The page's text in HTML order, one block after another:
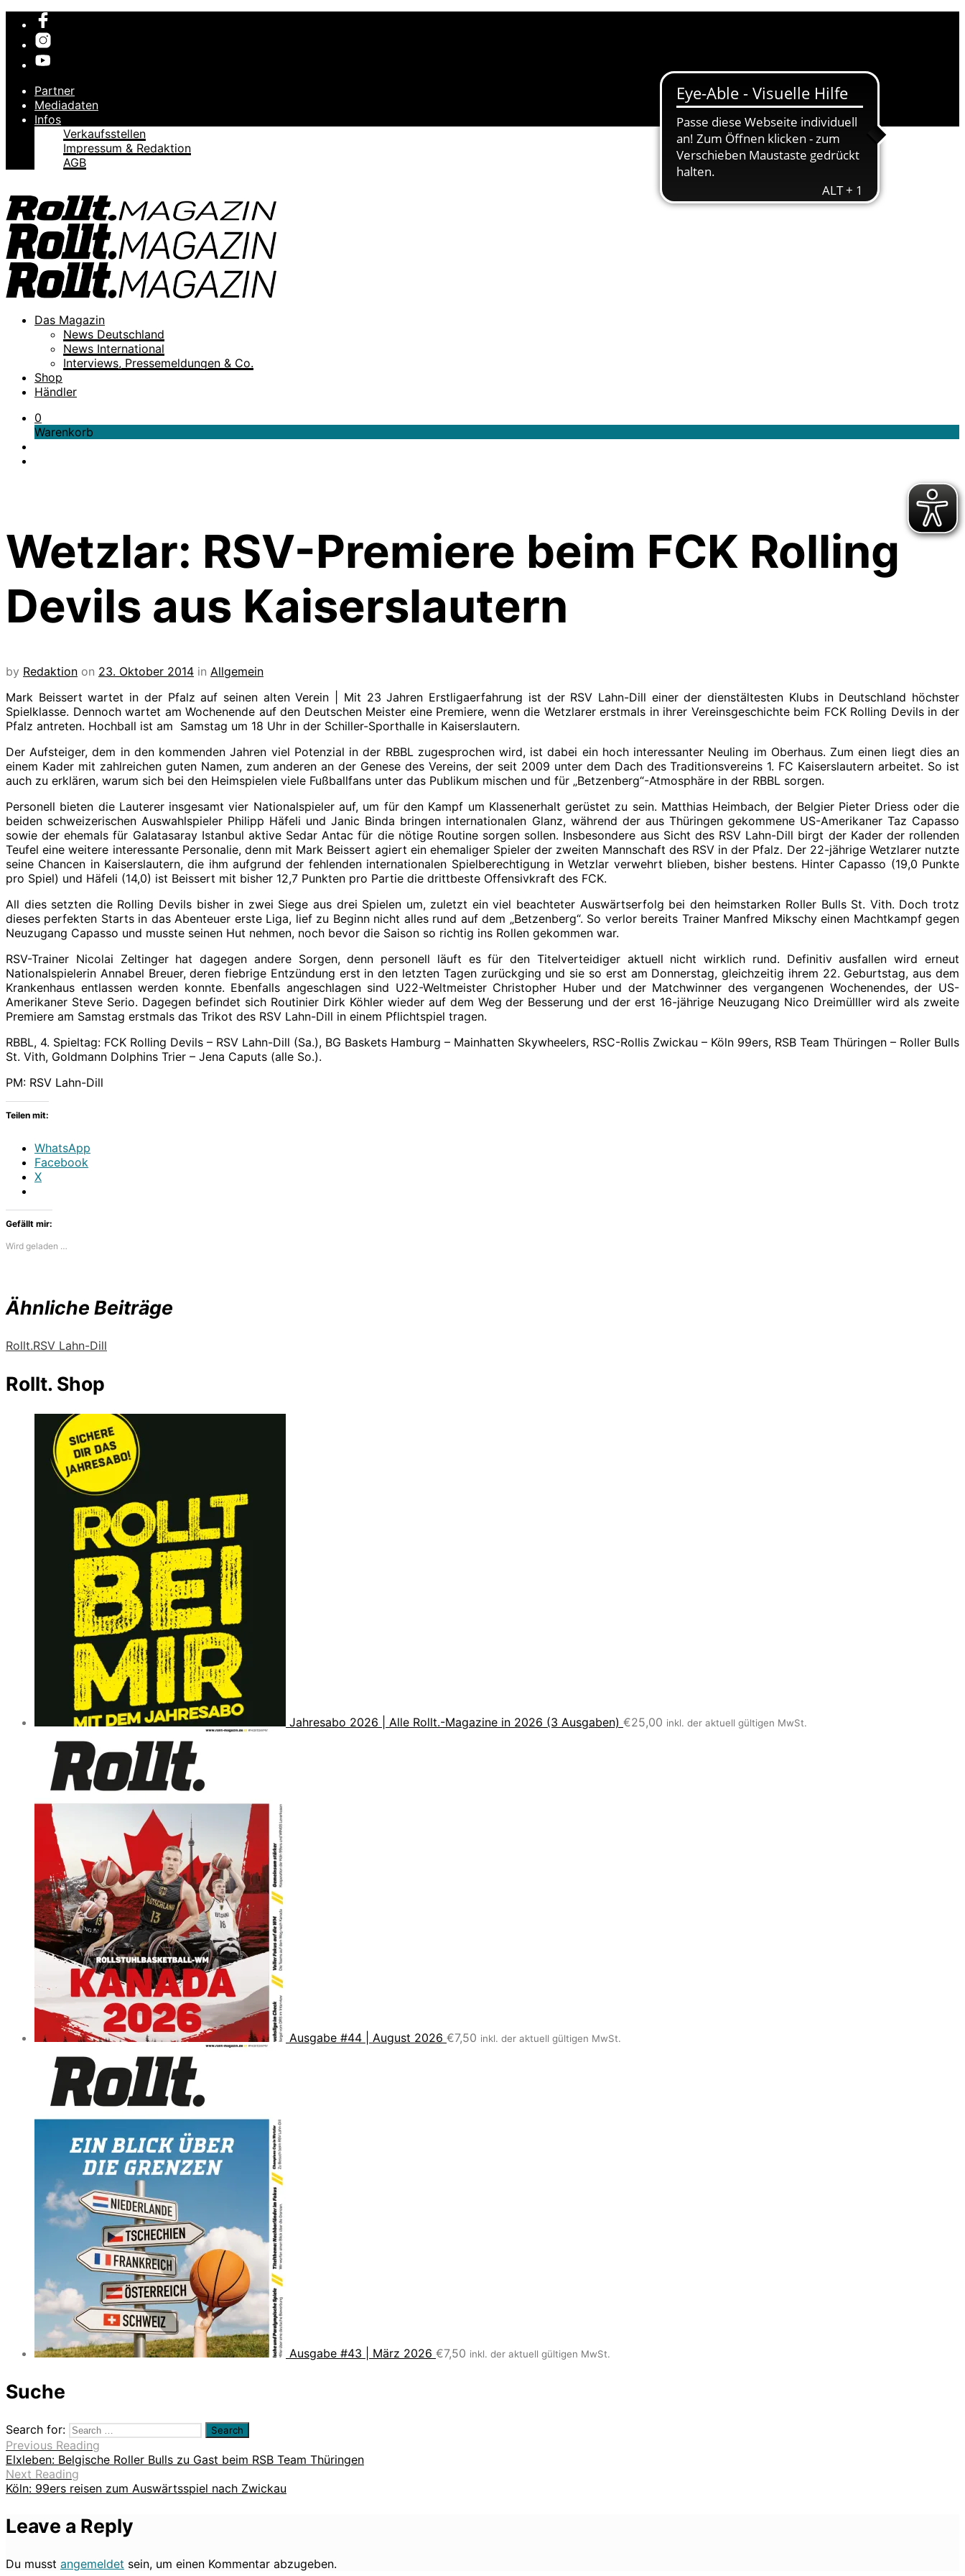
Partner
Mediadaten
Infos
Verkaufsstellen
Impressum & Redaktion
AGB
Das Magazin
News Deutschland
News International
Interviews, Pressemeldungen & Co.
Shop
Händler
0
Warenkorb
Wetzlar: RSV-Premiere beim FCK Rolling
Devils aus Kaiserslautern
by Redaktion on 23. Oktober 2014 in Allgemein
Mark Beissert wartet in der Pfalz auf seinen alten Verein | Mit 23 Jahren Erstligaerfahrung ist der RSV Lahn-Dill einer der dienstältesten Klubs in Deutschland höchster
Spielklasse. Dennoch wartet am Wochenende auf den Deutschen Meister eine Premiere, wenn die Wetzlarer erstmals in ihrer Vereinsgeschichte beim FCK Rolling Devils in der
Pfalz antreten. Hochball ist am Samstag um 18 Uhr in der Schiller-Sporthalle in Kaiserslautern.
Der Aufsteiger, dem in den kommenden Jahren viel Potenzial in der RBBL zugesprochen wird, ist dabei ein hoch interessanter Neuling im Oberhaus. Zum einen liegt dies an
einem Kader mit zahlreichen guten Namen, zum anderen an der Genese des Vereins, der seit 2009 unter dem Dach des Traditionsvereins 1. FC Kaiserslautern arbeitet. So ist
auch zu erklären, warum sich bei den Heimspielen viele Fußballfans unter das Publikum mischen und für „Betzenberg“-Atmosphäre in der RBBL sorgen.
Personell bieten die Lauterer insgesamt vier Nationalspieler auf, um für den Kampf um Klassenerhalt gerüstet zu sein. Matthias Heimbach, der Belgier Pieter Driess oder die
beiden schweizerischen Auswahlspieler Philipp Häfeli und Janic Binda bringen internationalen Glanz, während der aus Thüringen gekommene US-Amerikaner Taz Capasso
sowie der ehemals für Galatasaray Istanbul aktive Sedar Antac für die nötige Routine sorgen sollen. Insbesondere aus Sicht des RSV Lahn-Dill birgt der Kader der rollenden
Teufel eine weitere interessante Personalie, denn mit Mark Beissert agiert ein ehemaliger Spieler der zweiten Mannschaft des RSV in der Pfalz. Der 22-jährige Wetzlarer nutzte
seine Chancen in Kaiserslautern, die ihm aufgrund der fehlenden internationalen Spielberechtigung in Wetzlar verwehrt blieben, bisher bestens. Hinter Capasso (19,0 Punkte
pro Spiel) und Häfeli (14,0) ist Beissert mit bisher 12,7 Punkten pro Partie die drittbeste Offensivkraft des FCK.
All dies setzten die Rolling Devils bisher in zwei Siege aus drei Spielen um, zuletzt ein viel beachteter Auswärtserfolg bei den heimstarken Roller Bulls St. Vith. Doch trotz
dieses perfekten Starts in das Abenteuer erste Liga, lief zu Beginn nicht alles rund auf dem „Betzenberg“. So verlor bereits Trainer Manfred Mikschy einen Machtkampf gegen
Neuzugang Capasso und musste seinen Hut nehmen, noch bevor die Saison so richtig ins Rollen gekommen war.
RSV-Trainer Nicolai Zeltinger hat dagegen andere Sorgen, denn personell läuft es für den Titelverteidiger aktuell nicht wirklich rund. Definitiv ausfallen wird erneut
Nationalspielerin Annabel Breuer, deren fiebrige Entzündung erst in den letzten Tagen zurückging und sie so erst am Donnerstag, gleichzeitig ihrem 22. Geburtstag, aus dem
Krankenhaus entlassen werden konnte. Ebenfalls angeschlagen sind U22-Weltmeister Christopher Huber und der Matchwinner des vergangenen Wochenendes, der US-
Amerikaner Steve Serio. Dagegen befindet sich Routinier Dirk Köhler wieder auf dem Weg der Besserung und der erst 16-jährige Neuzugang Nico Dreimülller wird als zweite
Premiere am Samstag erstmals das Trikot des RSV Lahn-Dill in einem Pflichtspiel tragen.
RBBL, 4. Spieltag: FCK Rolling Devils – RSV Lahn-Dill (Sa.), BG Baskets Hamburg – Mainhatten Skywheelers, RSC-Rollis Zwickau – Köln 99ers, RSB Team Thüringen – Roller Bulls
St. Vith, Goldmann Dolphins Trier – Jena Caputs (alle So.).
PM: RSV Lahn-Dill
Teilen mit:
WhatsApp
Facebook
X
Gefällt mir:
Wird geladen …
Ähnliche Beiträge
Rollt.RSV Lahn-Dill
Rollt. Shop
Jahresabo 2026 | Alle Rollt.-Magazine in 2026 (3 Ausgaben) €25,00 inkl. der aktuell gültigen MwSt.
Ausgabe #44 | August 2026 €7,50 inkl. der aktuell gültigen MwSt.
Ausgabe #43 | März 2026 €7,50 inkl. der aktuell gültigen MwSt.
Suche
Search for:
Previous Reading
Elxleben: Belgische Roller Bulls zu Gast beim RSB Team Thüringen
Next Reading
Köln: 99ers reisen zum Auswärtsspiel nach Zwickau
Leave a Reply
Du musst angemeldet sein, um einen Kommentar abzugeben.